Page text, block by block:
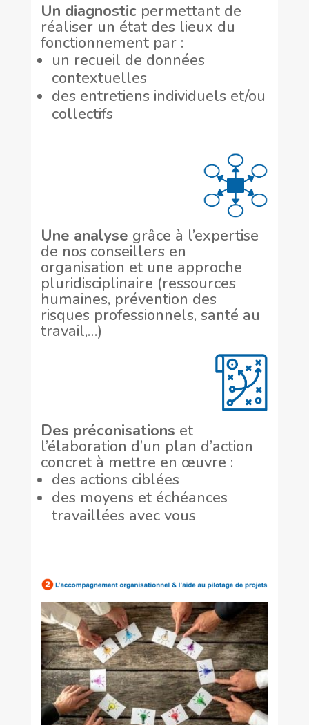
Un diagnostic permettant de
réaliser un état des lieux du
fonctionnement par :
un recueil de données
contextuelles
des entretiens individuels et/ou
collectifs
Une analyse grâce à l’expertise
de nos conseillers en
organisation et une approche
pluridisciplinaire (ressources
humaines, prévention des
risques professionnels, santé au
travail,…)
Des préconisations et
l’élaboration d’un plan d’action
concret à mettre en œuvre :
des actions ciblées
des moyens et échéances
travaillées avec vous